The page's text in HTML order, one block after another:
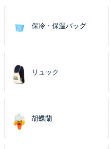
保冷・保温バッグ
リュック
胡蝶蘭